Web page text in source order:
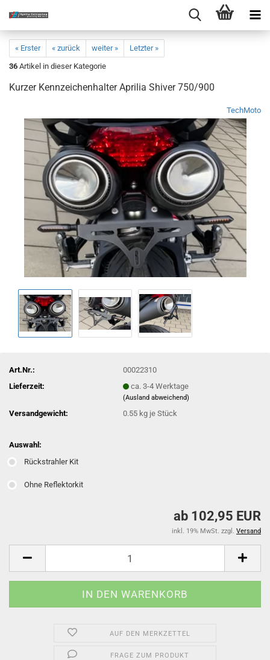
« Erster « zurück weiter »
Letzter »
36 Artikel in dieser Kategorie
Kurzer Kennzeichenhalter Aprilia Shiver 750/900
TechMoto
Art.Nr.:
00022310
Lieferzeit:
ca. 3-4 Werktage
(Ausland abweichend)
Versandgewicht: 0.55 kg je Stück
Auswahl:
Rückstrahler Kit
Ohne Reflektorkit
ab 102,95 EUR
inkl. 19% MwSt. zzgl. Versand
AUF DEN MERKZETTEL
FRAGE ZUM PRODUKT